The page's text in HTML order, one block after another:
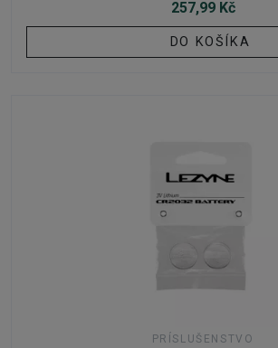
257,99 Kč
DO KOŠÍKA
PRÍSLUŠENSTVO